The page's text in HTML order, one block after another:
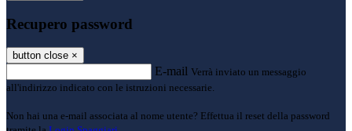
Recupero password
button close ×
E-mail Verrà inviato un messaggio
all'indirizzo indicato con le istruzioni necessarie.
Non hai una e-mail associata al nome utente? Effettua il reset della password